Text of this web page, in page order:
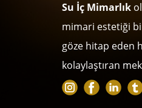
Su İç Mimarlık
mimari estetiği
göze hitap eden
kolaylaştıran